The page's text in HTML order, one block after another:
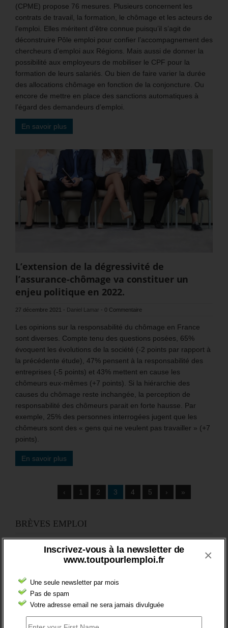
Inscrivez-vous à la newsletter de
www.toutpourlemploi.fr
Une seule newsletter par mois
Pas de spam
Votre adresse email ne sera jamais divulguée
×
(CPME) propose 76 mesures. Plusieurs concernent les
contrats de travail, la formation, le chômage et les acteurs de
l’emploi. Elles méritent d’être connue puisqu’il s’agit de
déconstruire Pôle emploi pour confier l’accompagnement des
chercheurs d’emploi aux Régions. Mais aussi de donner la
possibilité aux employeurs de mobiliser le CPF pour la
formation de leurs salariés. Ou bien de faire varier la durée
des allocations chômage en fonction de la conjoncture. Ou
encore de mettre en place des sanctions automatiques à
l’égard des demandeurs d’emploi.
En savoir plus
L’extension de la dégressivité de
l’assurance-chômage va constituer un
enjeu politique en 2022.
27 décembre 2021 - Daniel Lamar - 0 Commentaire
Les opinions sur la responsabilité du chômage en France
sont diverses. Compte tenu des questions posées, 65%
évoquent les évolutions de la société (-2 points par rapport à
la précédente étude), 47% pensent à la responsabilité des
entreprises (-5 points) et 43% mettent en cause les
chômeurs eux-mêmes (+7 points). Si la hiérarchie des
causes du chômage reste inchangée, la perception de
responsabilité des chômeurs parait en forte hausse. Par
exemple, 25% des personnes interrogées jugent que les
chômeurs sont des « gens qui ne veulent pas travailler » (+7
points).
En savoir plus
‹ 1 2 3 4 5 › »
BRÈVES EMPLOI
FT : + 100 000 INSCRITS EN 2024